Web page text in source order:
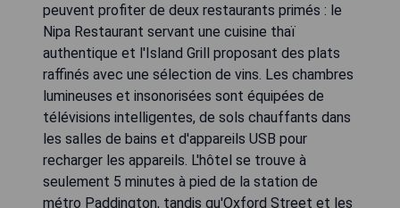
peuvent profiter de deux restaurants primés : le
Nipa Restaurant servant une cuisine thaï
authentique et l'Island Grill proposant des plats
raffinés avec une sélection de vins. Les chambres
lumineuses et insonorisées sont équipées de
télévisions intelligentes, de sols chauffants dans
les salles de bains et d'appareils USB pour
recharger les appareils. L'hôtel se trouve à
seulement 5 minutes à pied de la station de
métro Paddington, tandis qu'Oxford Street et les